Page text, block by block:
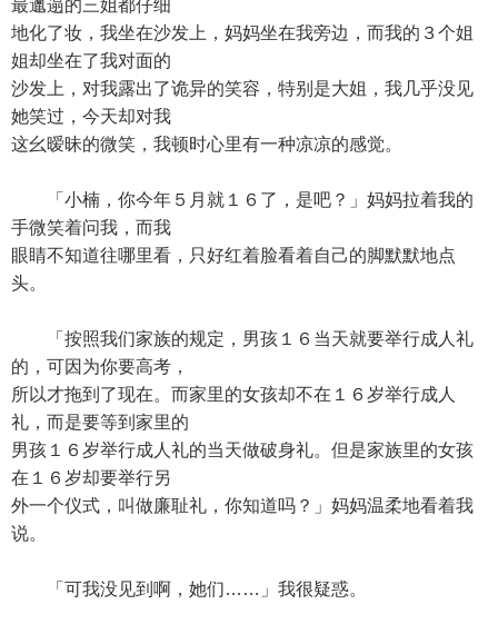
最邋遢的三姐都仔细
地化了妆，我坐在沙发上，妈妈坐在我旁边，而我的３个姐
姐却坐在了我对面的
沙发上，对我露出了诡异的笑容，特别是大姐，我几乎没见
她笑过，今天却对我
这幺暧昧的微笑，我顿时心里有一种凉凉的感觉。
「小楠，你今年５月就１６了，是吧？」妈妈拉着我的
手微笑着问我，而我
眼睛不知道往哪里看，只好红着脸看着自己的脚默默地点
头。
「按照我们家族的规定，男孩１６当天就要举行成人礼
的，可因为你要高考，
所以才拖到了现在。而家里的女孩却不在１６岁举行成人
礼，而是要等到家里的
男孩１６岁举行成人礼的当天做破身礼。但是家族里的女孩
在１６岁却要举行另
外一个仪式，叫做廉耻礼，你知道吗？」妈妈温柔地看着我
说。
「可我没见到啊，她们……」我很疑惑。